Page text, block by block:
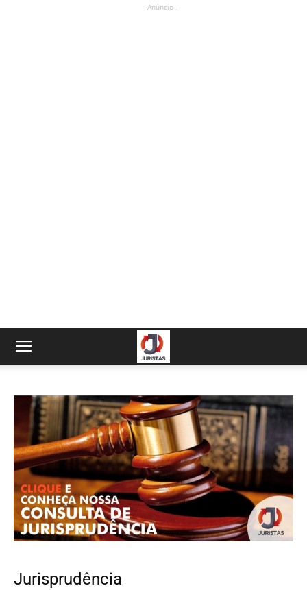
- Anúncio -
Jurisprudência